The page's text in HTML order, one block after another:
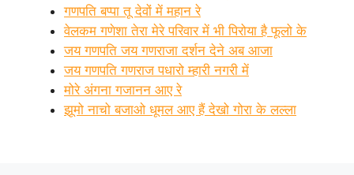
गणपति बप्पा तू देवों में महान रे
वेलकम गणेशा तेरा मेरे परिवार में भी पिरोया है फूलो के
जय गणपति जय गणराजा दर्शन देने अब आजा
जय गणपति गणराज पधारो म्हारी नगरी में
मोरे अंगना गजानन आए रे
झूमो नाचो बजाओ धूमल आए हैं देखो गोरा के लल्ला